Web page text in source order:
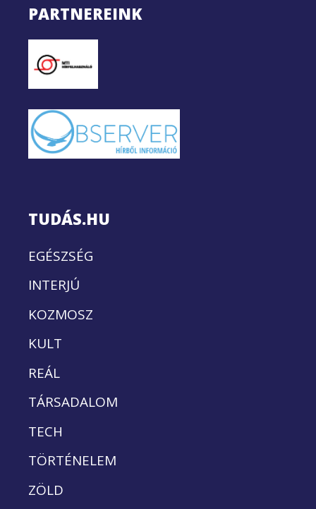
PARTNEREINK
TUDÁS.HU
EGÉSZSÉG
INTERJÚ
KOZMOSZ
KULT
REÁL
TÁRSADALOM
TECH
TÖRTÉNELEM
ZÖLD